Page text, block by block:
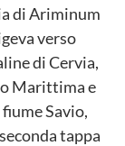
di Ariminum
verso
di Cervia,
Marittima e
Savio,
tappa